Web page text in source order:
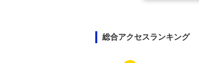
総合アクセスランキング